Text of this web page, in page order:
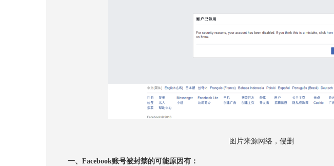
图片来源网络，侵删
一、Facebook账号被封禁的可能原因有：